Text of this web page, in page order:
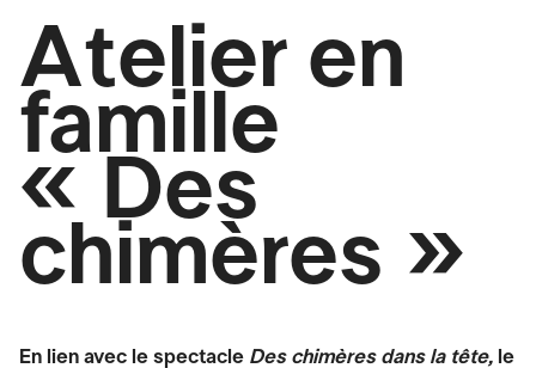
Atelier en
famille
« Des
chimères »
En lien avec le spectacle Des chimères dans la tête, le